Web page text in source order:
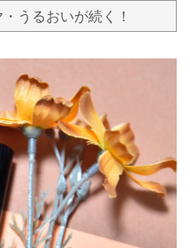
うるおいが続く！